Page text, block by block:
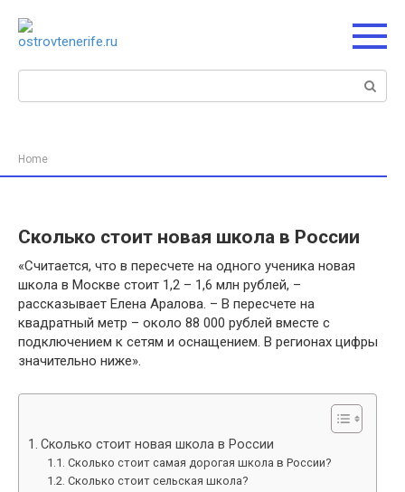
контенту
Поиск:
Home
Сколько стоит новая школа в России
«Считается, что в пересчете на одного ученика новая
школа в Москве стоит 1,2 – 1,6 млн рублей, –
рассказывает Елена Аралова. – В пересчете на
квадратный метр – около 88 000 рублей вместе с
подключением к сетям и оснащением. В регионах цифры
значительно ниже».
Сколько стоит новая школа в России
Сколько стоит самая дорогая школа в России?
Сколько стоит сельская школа?